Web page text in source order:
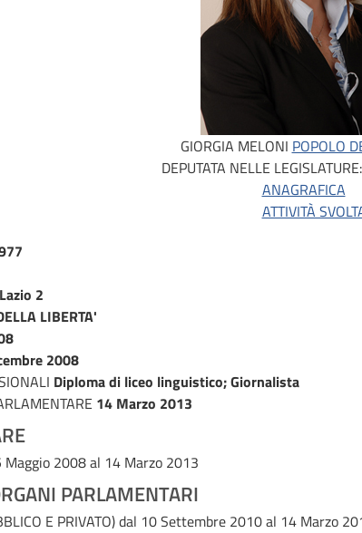
GIORGIA MELONI POPOLO
DEPUTATA NELLE LEGISLATURE:
ANAGRAFICA
ATTIVITÀ
Lazio 2
LIBERTA'
2008
Diploma di liceo linguistico; Giornalista
14 Marzo 2013
Maggio 2008 al 14 Marzo 2013
PARLAMENTARI
E PRIVATO)dal 10 Settembre 2010 al 14 Marzo